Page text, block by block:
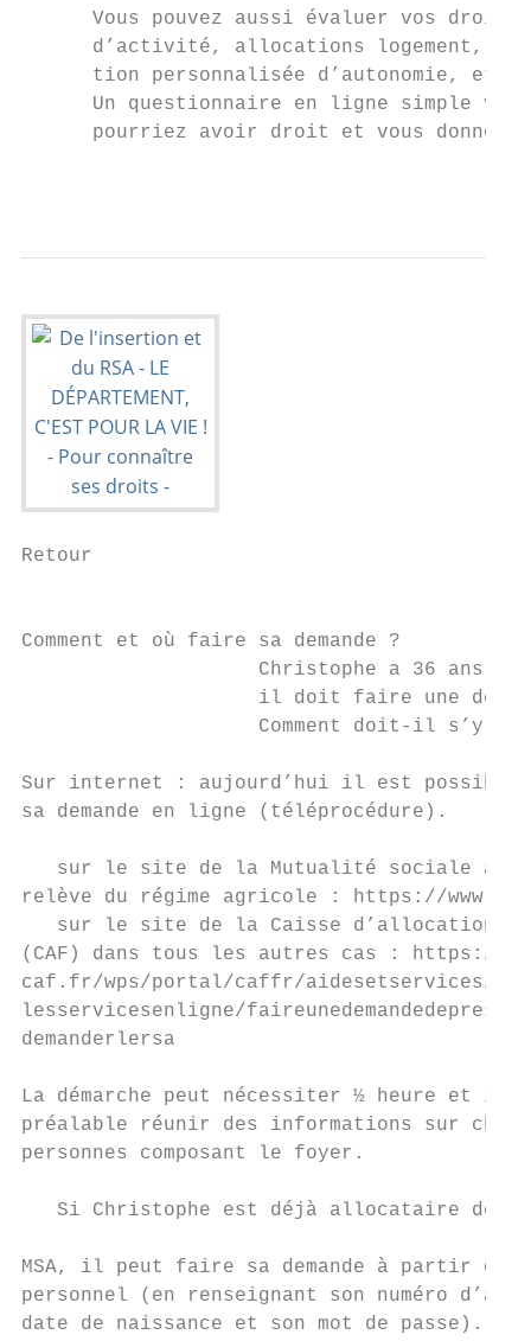
Vous pouvez aussi évaluer vos
d’activité, allocations logement,
tion personnalisée d’autonomie,
Un questionnaire en ligne simple
pourriez avoir droit et vous donne
Retour
Comment et où faire sa demande ?
                    Christophe a 36 ans,
il doit faire une
Comment doit-il s’y
Sur internet : aujourd’hui il est possible
sa demande en ligne (téléprocédure).
sur le site de la Mutualité sociale
relève du régime agricole : https://
sur le site de la Caisse d’allocations
(CAF) dans tous les autres cas : https://
caf.fr/wps/portal/caffr/aidesetservices/
lesservicesenligne/
demanderlersa
La démarche peut nécessiter ½ heure et il
préalable réunir des informations sur
personnes composant le foyer.
Si Christophe est déjà allocataire de
MSA, il peut faire sa demande à partir de
personnel (en renseignant son numéro
date de naissance et son mot de passe). La